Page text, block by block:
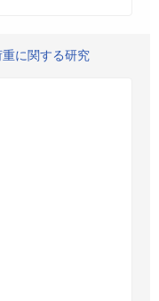
に関する研究